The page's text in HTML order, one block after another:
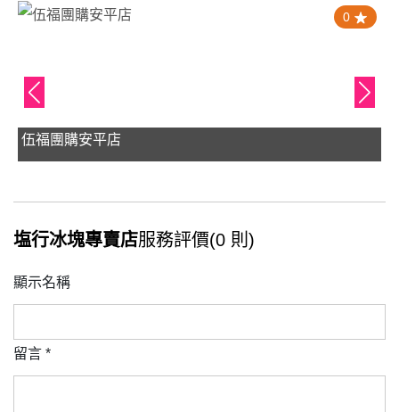
0
伍福團購安平店
塩行冰塊專賣店服務評價(0 則)
顯示名稱
留言 *